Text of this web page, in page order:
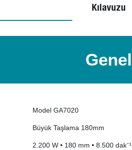
Kılavuzu
Genel
Model GA7020
Büyük Taşlama 180mm
2.200 W • 180 mm • 8.500 dak⁻¹